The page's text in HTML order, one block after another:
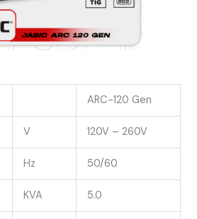
ARC-120 Gen
V 120V – 260V
Hz 50/60
KVA 5.0